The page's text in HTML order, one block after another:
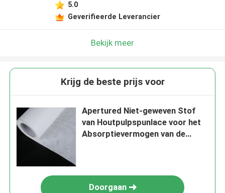
5.0
Geverifieerde Leverancier
Bekijk meer
Krijg de beste prijs voor
Apertured Niet-geweven Stof
van Houtpulpspunlace voor het
Absorptievermogen van de
Doorgaan